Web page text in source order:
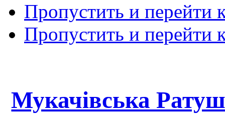
Пропустить и перейти
Пропустить и перейти
Мукачівська